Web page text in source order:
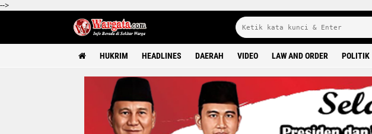
-->
HUKRIM HEADLINES DAERAH VIDEO LAW AND ORDER POLITIK